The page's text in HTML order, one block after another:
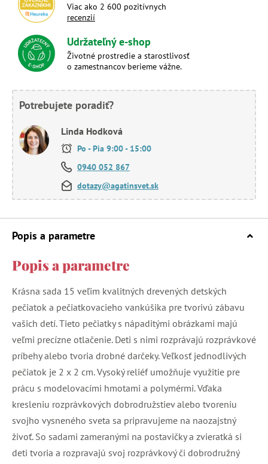
Viac ako 2 600 pozitívnych
recenzií
Udržateľný e-shop
Životné prostredie a starostlivosť
o zamestnancov berieme vážne.
Potrebujete poradiť?
Linda Hodková
Po - Pia 9:00 - 15:00
0940 052 867
dotazy@agatinsvet.sk
Popis a parametre
Popis a parametre
Krásna sada 15 veľim kvalitných drevených detských
pečiatok a pečiatkovacieho vankúšika pre tvorivú zábavu
vašich detí. Tieto pečiatky s nápaditými obrázkami majú
veľmi precízne otlačenie. Deti s nimi rozprávajú rozprávkové
príbehy alebo tvoria drobné darčeky. Veľkosť jednodlivých
pečiatok je 2 x 2 cm. Vysoký reliéf umožňuje využitie pre
prácu s modelovacími hmotami a polymérmi. Vďaka
kresleniu rozprávkových dobrodružstiev alebo tvoreniu
svojho vysneného sveta sa pripravujeme na naozajstný
živoť. So sadami zameranými na postavičky a zvieratká si
deti tvoria a rozpravajú svoj rozprávkový či dobrodružný